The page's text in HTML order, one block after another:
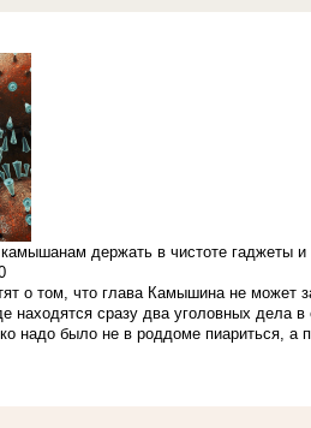
держать в чистоте гаджеты
о том, что глава Камышина не может
находятся сразу два уголовных дела
надо было не в роддоме пиариться, а